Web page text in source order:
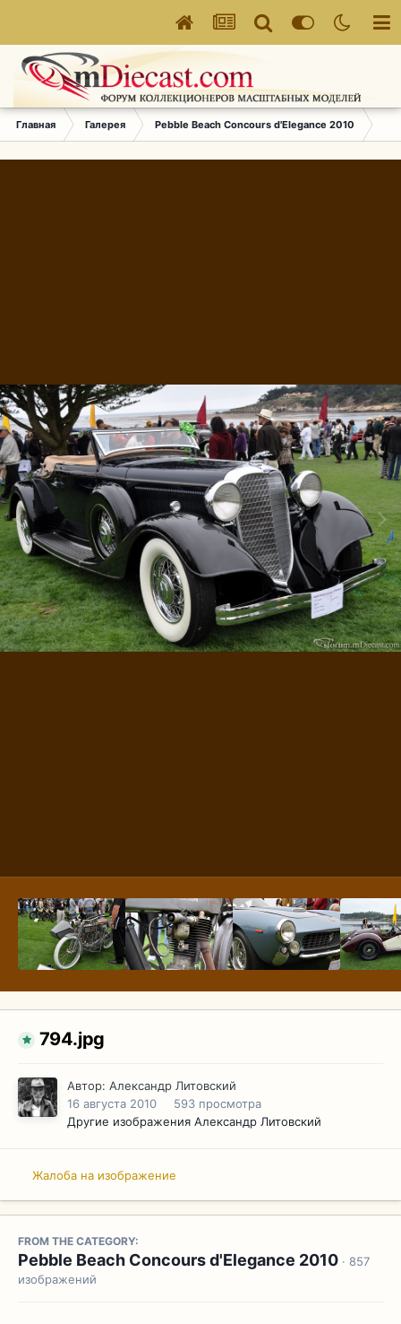
Главная Галерея Pebble Beach Concours d'Elegance 2010
794.jpg
Автор: Александр Литовский
16 августа 2010
593 просмотра
Другие изображения Александр Литовский
Жалоба на изображение
FROM THE CATEGORY:
Pebble Beach Concours d'Elegance 2010 · 857
изображений